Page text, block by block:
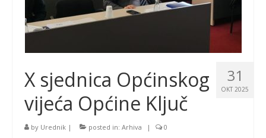
31
OKT 2025
X sjednica Općinskog
vijeća Općine Ključ
by Urednik | posted in: Arhiva | 0